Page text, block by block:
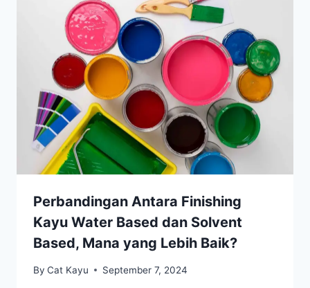
Perbandingan Antara Finishing
Kayu Water Based dan Solvent
Based, Mana yang Lebih Baik?
By Cat Kayu September 7, 2024